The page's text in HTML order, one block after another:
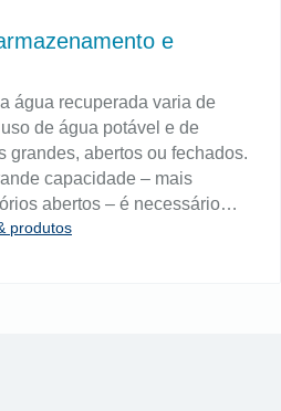
e
água recuperada varia de
de água potável e de
grandes, abertos ou fechados.
capacidade – mais
abertos – é necessário
de fluxos de pico,
produtos